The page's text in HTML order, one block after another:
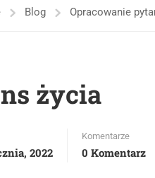
Blog Opracowanie
życia
2022
Komentarze
0 Komentarz